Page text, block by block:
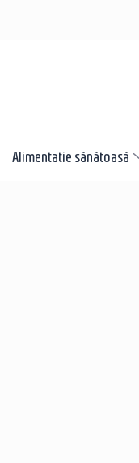
Alimentatie sănătoasă